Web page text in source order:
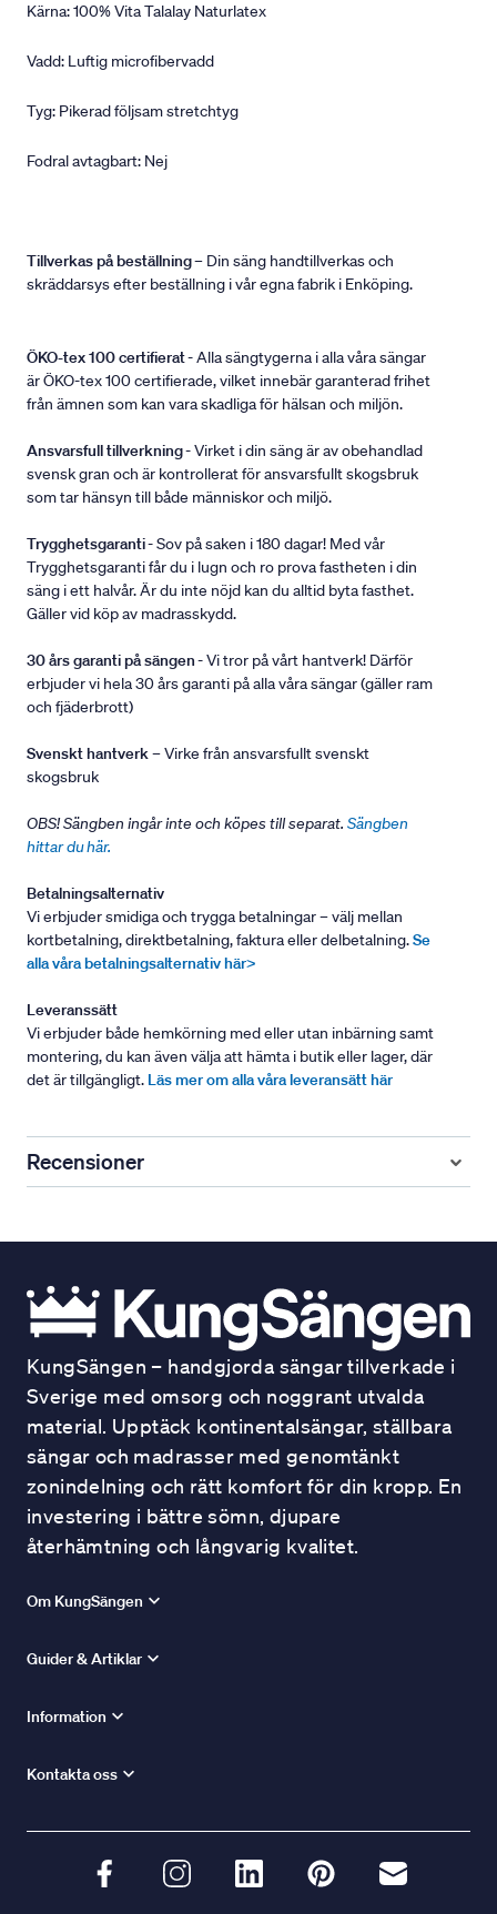
Kärna: 100% Vita Talalay Naturlatex
Vadd: Luftig microfibervadd
Tyg: Pikerad följsam stretchtyg
Fodral avtagbart: Nej
Tillverkas på beställning– Din säng handtillverkas och
skräddarsys efter beställning i vår egna fabrik i Enköping.
ÖKO-tex 100 certifierat- Alla sängtygerna i alla våra sängar
är ÖKO-tex 100 certifierade, vilket innebär garanterad frihet
från ämnen som kan vara skadliga för hälsan och miljön.
Ansvarsfull tillverkning- Virket i din säng är av obehandlad
svensk gran och är kontrollerat för ansvarsfullt skogsbruk
som tar hänsyn till både människor och miljö.
Trygghetsgaranti- Sov på saken i 180 dagar! Med vår
Trygghetsgaranti får du i lugn och ro prova fastheten i din
säng i ett halvår. Är du inte nöjd kan du alltid byta fasthet.
Gäller vid köp av madrasskydd.
30 års garanti på sängen- Vi tror på vårt hantverk! Därför
erbjuder vi hela 30 års garanti på alla våra sängar (gäller ram
och fjäderbrott)
Svenskt hantverk– Virke från ansvarsfullt svenskt
skogsbruk
OBS! Sängben ingår inte och köpes till separat. Sängben
hittar du här.
Betalningsalternativ
Vi erbjuder smidiga och trygga betalningar – välj mellan
kortbetalning, direktbetalning, faktura eller delbetalning.Se
alla våra betalningsalternativ här>
Leveranssätt
Vi erbjuder både hemkörning med eller utan inbärning samt
montering, du kan även välja att hämta i butik eller lager, där
det är tillgängligt. Läs mer om alla våra leveransätt här
Recensioner
KungSängen – handgjorda sängar tillverkade i
Sverige med omsorg och noggrant utvalda
material. Upptäck kontinentalsängar, ställbara
sängar och madrasser med genomtänkt
zonindelning och rätt komfort för din kropp. En
investering i bättre sömn, djupare
återhämtning och långvarig kvalitet.
Om KungSängen
Guider & Artiklar
Information
Kontakta oss